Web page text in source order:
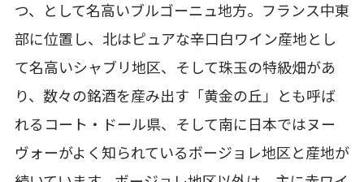
つ、として名高いブルゴーニュ地方。フランス中東
部に位置し、北はピュアな辛口白ワイン産地とし
て名高いシャブリ地区、そして珠玉の特級畑があ
り、数々の銘酒を産み出す「黄金の丘」とも呼ば
れるコート・ドール県、そして南に日本ではヌー
ヴォーがよく知られているボージョレ地区と産地が